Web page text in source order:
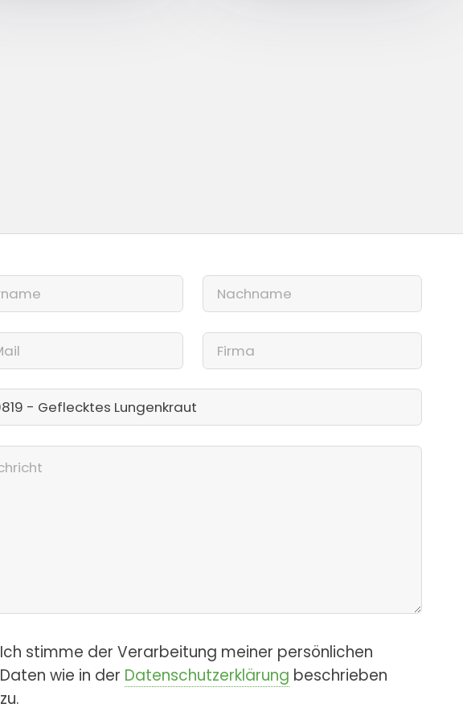
Ich stimme der Verarbeitung meiner persönlichen
Daten wie in der Datenschutzerklärung beschrieben
zu.